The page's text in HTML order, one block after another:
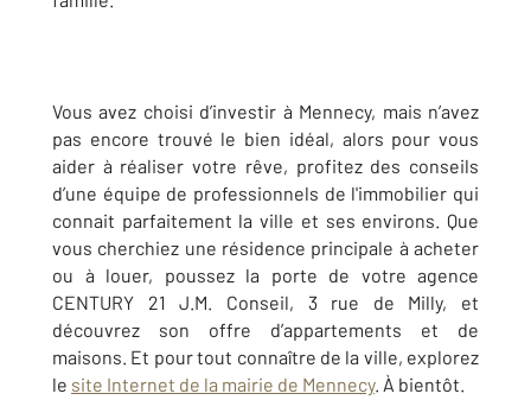
Vous avez choisi d’investir à Mennecy, mais n’avez
pas encore trouvé le bien idéal, alors pour vous
aider à réaliser votre rêve, profitez des conseils
d’une équipe de professionnels de l'immobilier qui
connait parfaitement la ville et ses environs. Que
vous cherchiez une résidence principale à acheter
ou à louer, poussez la porte de votre agence
CENTURY 21 J.M. Conseil, 3 rue de Milly, et
découvrez son offre d’appartements et de
maisons. Et pour tout connaître de la ville, explorez
le site Internet de la mairie de Mennecy. À bientôt.